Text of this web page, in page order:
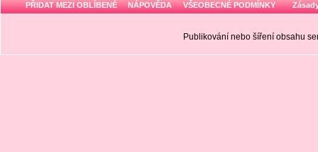
PŘIDAT MEZI OBLÍBENÉ NÁPOVĚDA VŠEOBECNÉ PODMÍNKY
Publikování nebo šíření obsahu